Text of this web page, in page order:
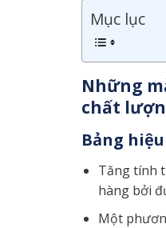
Mục lục
Những
chất
Bảng
Tăng tính
hàng bởi
Một